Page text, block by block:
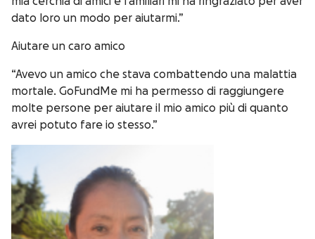
dato loro un modo per aiutarmi.”
Aiutare un caro amico
“Avevo un amico che stava combattendo una malattia
mortale. GoFundMe mi ha permesso di raggiungere
molte persone per aiutare il mio amico più di quanto
avrei potuto fare io stesso.”